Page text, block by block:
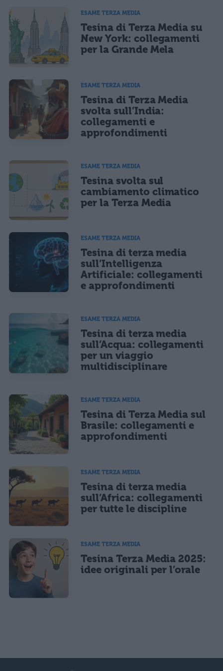
Ho letto e acconsento l'informativa sulla privacy
Acconsento all'uso dei miei dati da parte di terzi per finalità di
marketing diretto con modalità automatizzate o tradizionali
CONFERMA E PUBBLICA
ESAME TERZA MEDIA
Tesina di Terza Media su
New York: collegamenti
per la Grande Mela
ESAME TERZA MEDIA
Tesina di Terza Media
svolta sull’India:
collegamenti e
approfondimenti
ESAME TERZA MEDIA
Tesina svolta sul
cambiamento climatico
per la Terza Media
ESAME TERZA MEDIA
Tesina di terza media
sull’Intelligenza
Artificiale: collegamenti
e approfondimenti
ESAME TERZA MEDIA
Tesina di terza media
sull’Acqua: collegamenti
per un viaggio
multidisciplinare
ESAME TERZA MEDIA
Tesina di Terza Media sul
Brasile: collegamenti e
approfondimenti
ESAME TERZA MEDIA
Tesina di terza media
sull’Africa: collegamenti
per tutte le discipline
ESAME TERZA MEDIA
Tesina Terza Media 2025:
idee originali per l’orale